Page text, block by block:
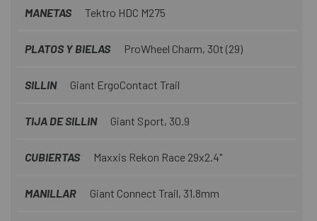
MANETAS Tektro HDC M275
PLATOS Y BIELAS ProWheel Charm, 30t (29)
SILLIN Giant ErgoContact Trail
TIJA DE SILLIN Giant Sport, 30.9
CUBIERTAS Maxxis Rekon Race 29x2.4"
MANILLAR Giant Connect Trail, 31.8mm